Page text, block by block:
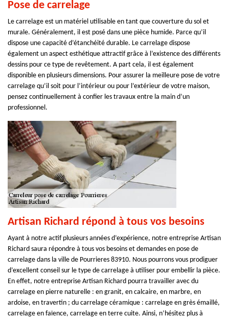
Pose de carrelage
Le carrelage est un matériel utilisable en tant que couverture du sol et
murale. Généralement, il est posé dans une pièce humide. Parce qu’il
dispose une capacité d’étanchéité durable. Le carrelage dispose
également un aspect esthétique attractif grâce à l’existence des différents
dessins pour ce type de revêtement. A part cela, il est également
disponible en plusieurs dimensions. Pour assurer la meilleure pose de votre
carrelage qu’il soit pour l’intérieur ou pour l’extérieur de votre maison,
pensez continuellement à confier les travaux entre la main d’un
professionnel.
Artisan Richard répond à tous vos besoins
Ayant à notre actif plusieurs années d’expérience, notre entreprise Artisan
Richard saura répondre à tous vos besoins et demandes en pose de
carrelage dans la ville de Pourrieres 83910. Nous pourrons vous prodiguer
d’excellent conseil sur le type de carrelage à utiliser pour embellir la pièce.
En effet, notre entreprise Artisan Richard pourra travailler avec du
carrelage en pierre naturelle : en granit, en calcaire, en marbre, en
ardoise, en travertin ; du carrelage céramique : carrelage en grès émaillé,
carrelage en faïence, carrelage en terre cuite. Ainsi, n’hésitez plus à